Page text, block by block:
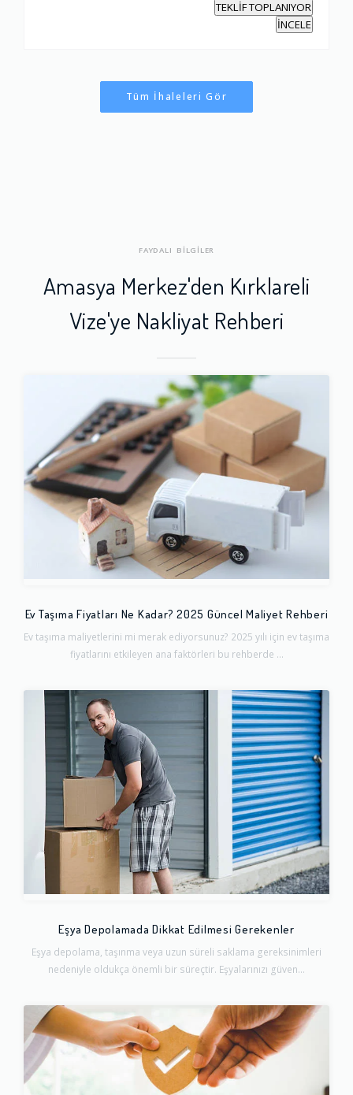
TEKLİF TOPLANIYOR
İNCELE
Tüm İhaleleri Gör
FAYDALI BİLGİLER
Amasya Merkez'den Kırklareli
Vize'ye Nakliyat Rehberi
Ev Taşıma Fiyatları Ne Kadar? 2025 Güncel Maliyet Rehberi
Ev taşıma maliyetlerini mi merak ediyorsunuz? 2025 yılı için ev taşıma
fiyatlarını etkileyen ana faktörleri bu rehberde ...
Eşya Depolamada Dikkat Edilmesi Gerekenler
Eşya depolama, taşınma veya uzun süreli saklama gereksinimleri
nedeniyle oldukça önemli bir süreçtir. Eşyalarınızı güven...